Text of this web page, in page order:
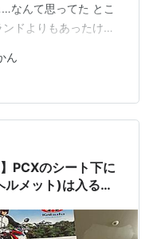
なんて思ってた とこ
ドよりもあったけぇ
ないのですが、ライ
りがたやと喜んでし
がお過ごしでしょう
これくらいにして本
期限って知ってる？
ん
PCXのシート下に
メット)は入るの